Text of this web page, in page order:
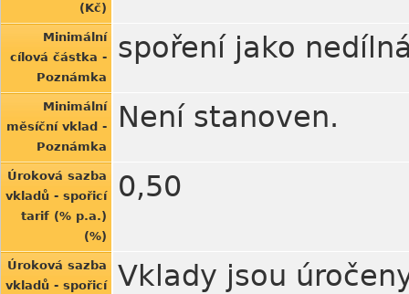
(Kč)
Minimální
cílová částka -
Poznámka
spoření jako
Minimální
měsíční vklad -
Poznámka
Není stanoven.
Úroková sazba
vkladů - spořicí
tarif (% p.a.)
(%)
0,50
Úroková sazba
vkladů - spořicí
Vklady jsou